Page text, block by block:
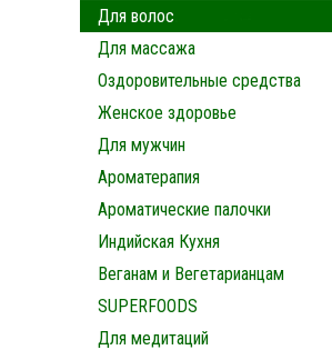
Для волос
Для массажа
Оздоровительные средства
Женское здоровье
Для мужчин
Ароматерапия
Ароматические палочки
Индийская Кухня
Веганам и Вегетарианцам
SUPERFOODS
Для медитаций